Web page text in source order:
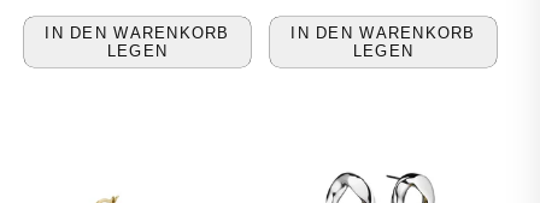
IN DEN WARENKORB
LEGEN
PREIS
IN DEN WARENKORB
LEGEN